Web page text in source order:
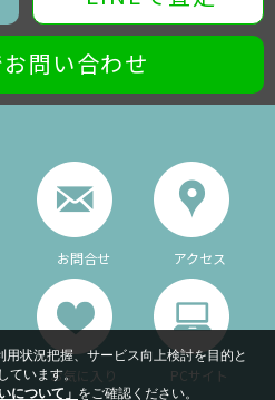
問い合わせ
お問合せ アクセス
お気に入り PCサイト
状況把握、サービス向上検討を目的と
ています。
について」 をご確認ください。